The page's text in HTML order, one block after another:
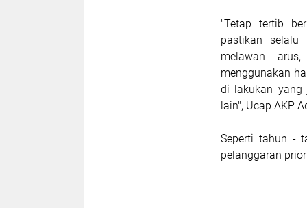
"Tetap tertib
pastikan selalu
melawan
menggunakan
di lakukan yang
lain", Ucap AKP
Seperti tahun -
pelanggaran